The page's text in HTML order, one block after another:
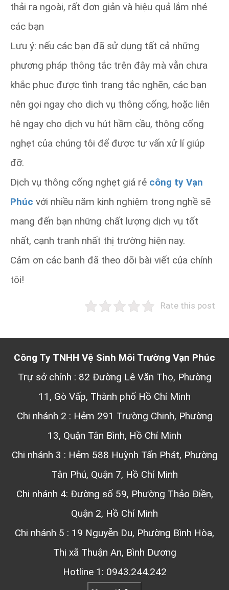
thải ra ngoài, rất đơn giản và hiệu quả lắm nhé
các bạn
Lưu ý: nếu các bạn đã sử dụng tất cả những
phương pháp thông tắc trên đây mà vẫn chưa
khắc phục được tình trạng tắc nghẽn, các bạn
nên gọi ngay cho dịch vụ thông cống, hoặc liên
hệ ngay cho dịch vụ hút hầm cầu, thông cống
nghẹt của chúng tôi để được tư vấn xử lí giúp
đỡ.
Dịch vụ thông cống nghẹt giá rẻ công ty Vạn
Phúc với nhiều năm kinh nghiệm trong nghề sẽ
mang đến bạn những chất lượng dịch vụ tốt
nhất, cạnh tranh nhất thị trường hiện nay.
Cảm ơn các banh đã theo dõi bài viết của chính
tôi!
Rate this post
Công Ty TNHH Vệ Sinh Môi Trường Vạn Phúc
Trự sở chính : 82 Đường Lê Văn Thọ, Phường
11, Gò Vấp, Thành phố Hồ Chí Minh
Chi nhánh 2 : Hẻm 291 Trường Chinh, Phường
13, Quận Tân Bình, Hồ Chí Minh
Chi nhánh 3 : Hẻm 588 Huỳnh Tấn Phát, Phường
Tân Phú, Quận 7, Hồ Chí Minh
Chi nhánh 4: Đường số 59, Phường Thảo Điền,
Quận 2, Hồ Chí Minh
Chi nhánh 5 : 19 Nguyễn Du, Phường Bình Hòa,
Thị xã Thuận An, Bình Dương
Hotline 1: 0943.244.242